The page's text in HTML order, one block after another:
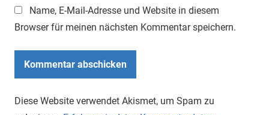
Name, E-Mail-Adresse und Website in diesem
Browser für meinen nächsten Kommentar speichern.
Diese Website verwendet Akismet, um Spam zu